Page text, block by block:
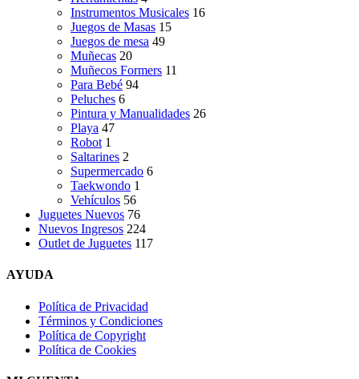
Instrumentos Musicales 16
Juegos de Masas 15
Juegos de mesa 49
Muñecas 20
Muñecos Formers 11
Para Bebé 94
Peluches 6
Pintura y Manualidades 26
Playa 47
Robot 1
Saltarines 2
Supermercado 6
Taekwondo 1
Vehículos 56
Juguetes Nuevos 76
Nuevos Ingresos 224
Outlet de Juguetes 117
AYUDA
Política de Privacidad
Términos y Condiciones
Política de Copyright
Política de Cookies